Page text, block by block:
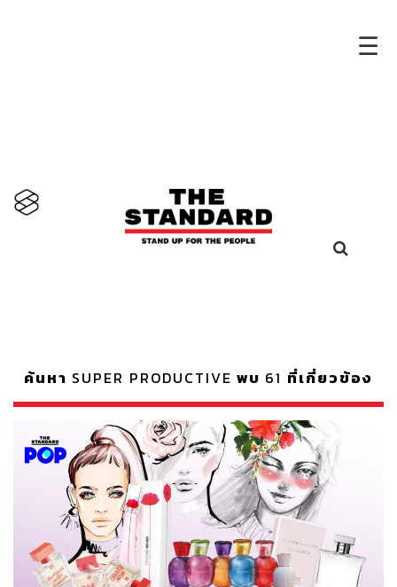
☰
ค้นหา SUPER PRODUCTIVE พบ 61 ที่เกี่ยวข้อง